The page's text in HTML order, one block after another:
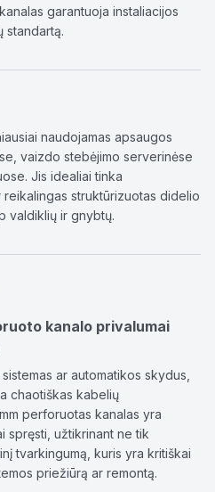
garantuoja instaliacijos
standartą.
naudojamas apsaugos
vaizdo stebėjimo serverinėse
Jis idealiai tinka
struktūrizuotas didelio
valdiklių ir gnybtų.
kanalo privalumai
ar automatikos skydus,
chaotiškas kabelių
perforuotas kanalas yra
spręsti, užtikrinant ne tik
tvarkingumą, kuris yra kritiškai
priežiūrą ar remontą.